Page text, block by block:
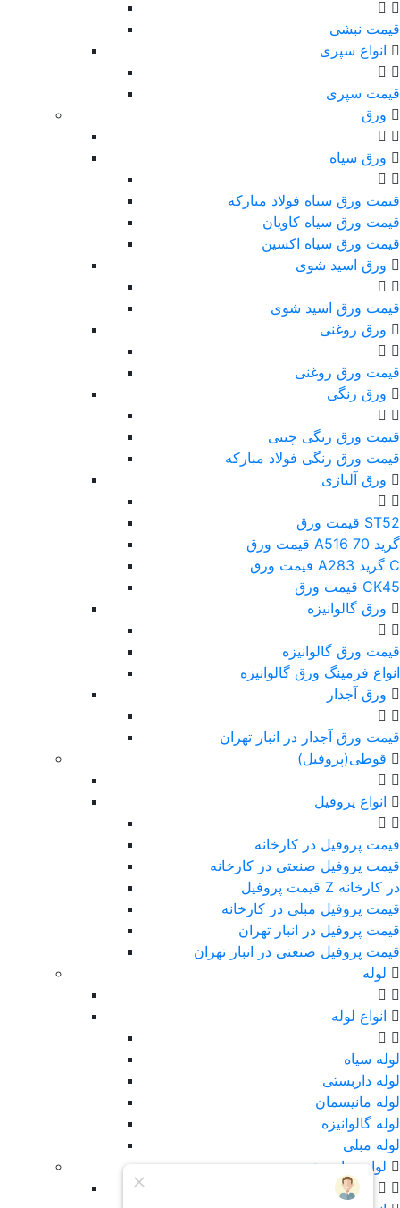
قیمت نبشی
انواع سپری
قیمت سپری
ورق
ورق سیاه
قیمت ورق سیاه فولاد مبارکه
قیمت ورق سیاه کاویان
قیمت ورق سیاه اکسین
ورق اسید شوی
قیمت ورق اسید شوی
ورق روغنی
قیمت ورق روغنی
ورق رنگی
قیمت ورق رنگی چینی
قیمت ورق رنگی فولاد مبارکه
ورق آلیاژی
قیمت ورق ST52
قیمت ورق A516 گرید 70
قیمت ورق A283 گرید C
قیمت ورق CK45
ورق گالوانیزه
قیمت ورق گالوانیزه
انواع فرمینگ ورق گالوانیزه
ورق آجدار
قیمت ورق آجدار در انبار تهران
قوطی(پروفیل)
انواع پروفیل
قیمت پروفیل در کارخانه
قیمت پروفیل صنعتی در کارخانه
قیمت پروفیل Z در کارخانه
قیمت پروفیل مبلی در کارخانه
قیمت پروفیل در انبار تهران
قیمت پروفیل صنعتی در انبار تهران
لوله
انواع لوله
لوله سیاه
لوله داربستی
لوله مانیسمان
لوله گالوانیزه
لوله مبلی
لوازم داربستی